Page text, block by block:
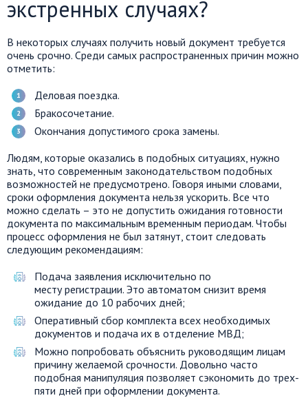
экстренных случаях?
В некоторых случаях получить новый документ требуется
очень срочно. Среди самых распространенных причин можно
отметить:
Деловая поездка.
Бракосочетание.
Окончания допустимого срока замены.
Людям, которые оказались в подобных ситуациях, нужно
знать, что современным законодательством подобных
возможностей не предусмотрено. Говоря иными словами,
сроки оформления документа нельзя ускорить. Все что
можно сделать – это не допустить ожидания готовности
документа по максимальным временным периодам. Чтобы
процесс оформления не был затянут, стоит следовать
следующим рекомендациям:
Подача заявления исключительно по
местурегистрации. Это автоматом снизит время
ожидание до 10 рабочих дней;
Оперативный сбор комплекта всех необходимых
документов и подача их в отделение МВД;
Можно попробовать объяснить руководящим лицам
причину желаемой срочности. Довольно часто
подобная манипуляция позволяет сэкономить до трех-
пяти дней при оформлении документа.